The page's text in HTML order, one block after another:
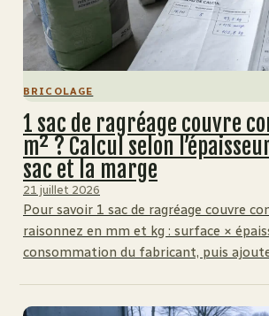
BRICOLAGE
1 sac de ragréage couvre
m² ? Calcul selon
sac et la marge
21 juillet 2026
Pour savoir 1 sac de ragréage couvre
raisonnez en mm et kg : surface ×
consommation du fabricant, puis